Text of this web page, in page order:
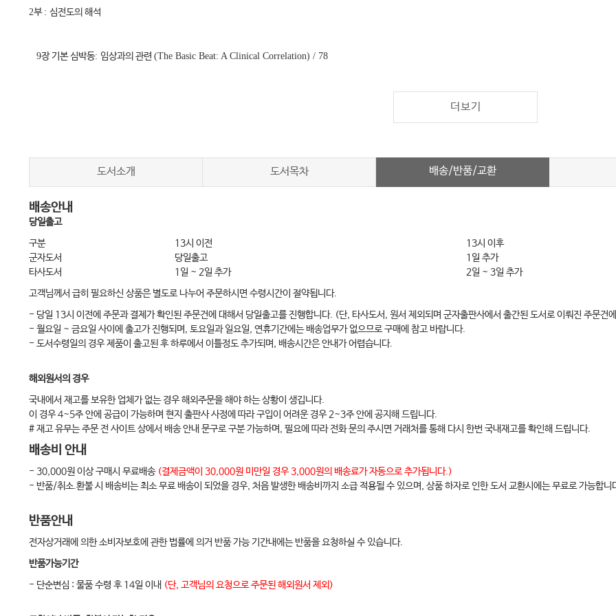
2부 : 심전도의 해석
9장 기본 심박동: 임상과의 관련 (The Basic Beat: A Clinical Correlation) / 78
13장 급성 심근경색(Acute Myocardial Infarction(AMI))/ 172
3부:최종 복습
최종 복습
약어(Acronyms)
색인(INDEX) / 235
더보기
도서소개 도서목차 배송/반품/교환
배송안내
당일출고
구분
13시 이전
13시 이후
군자도서
당일출고
1일 추가
타사도서
1일 ~ 2일 추가
2일 ~ 3일 추가
고객님께서 급히 필요하신 상품은 별도로 나누어 주문하시면 수령시간이 절약됩니다.
- 당일 13시 이전에 주문과 결제가 확인된 주문건에 대해서 당일출고를 진행합니다. (단, 타사도서, 원서 제외되며 군자출판사에서 출간된 도서로 이뤄진 주문건
- 월요일 ~ 금요일 사이에 출고가 진행되며, 토요일과 일요일, 연휴기간에는 배송업무가 없으므로 구매에 참고 바랍니다.
- 도서수령일의 경우 제품이 출고된 후 하루에서 이틀정도 추가되며, 배송시간은 안내가 어렵습니다.
해외원서의 경우
국내에서 재고를 보유한 업체가 없는 경우 해외주문을 해야 하는 상황이 생깁니다.
이 경우 4~5주 안에 공급이 가능하며 현지 출판사 사정에 따라 구입이 어려운 경우 2~3주 안에 공지해 드립니다.
# 재고 유무는 주문 전 사이트 상에서 배송 안내 문구로 구분 가능하며, 필요에 따라 전화 문의 주시면 거래처를 통해 다시 한번 국내재고를 확인해 드립니다.
배송비 안내
- 30,000원 이상 구매시 무료배송 (결제금액이 30,000원 미만일 경우 3,000원의 배송료가 자동으로 추가됩니다.)
- 반품/취소.환불 시 배송비는 최소 무료 배송이 되었을 경우, 처음 발생한 배송비까지 소급 적용될 수 있으며, 상품 하자로 인한 도서 교환시에는 무료로 가능합니
반품안내
전자상거래에 의한 소비자보호에 관한 법률에 의거 반품 가능 기간내에는 반품을 요청하실 수 있습니다.
반품가능기간
- 단순변심 : 물품 수령 후 14일 이내 (단, 고객님의 요청으로 주문된 해외원서 제외)